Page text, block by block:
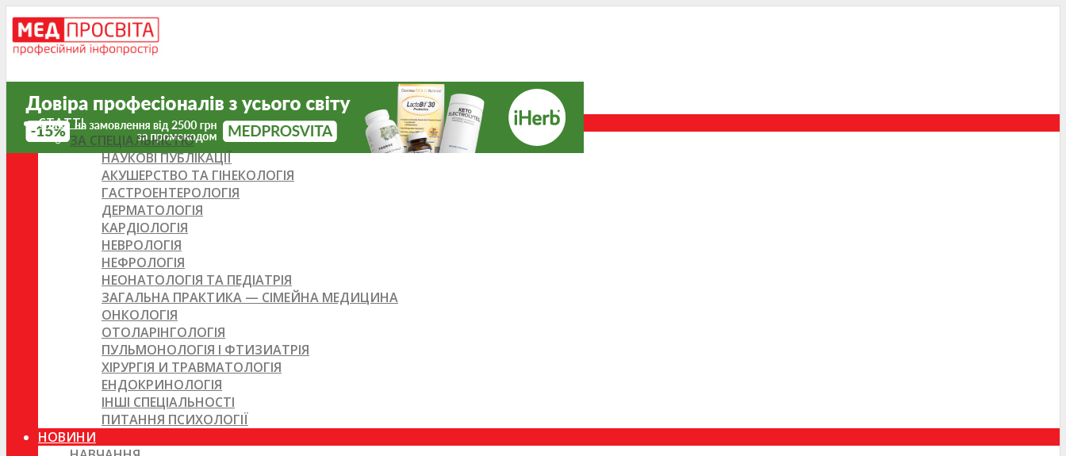
СТАТТІ
ЗА СПЕЦІАЛЬНІСТЮ
НАУКОВІ ПУБЛІКАЦІЇ
АКУШЕРСТВО ТА ГІНЕКОЛОГІЯ
ГАСТРОЕНТЕРОЛОГІЯ
ДЕРМАТОЛОГІЯ
КАРДІОЛОГІЯ
НЕВРОЛОГІЯ
НЕФРОЛОГІЯ
НЕОНАТОЛОГІЯ ТА ПЕДІАТРІЯ
ЗАГАЛЬНА ПРАКТИКА — СІМЕЙНА МЕДИЦИНА
ОНКОЛОГІЯ
ОТОЛАРІНГОЛОГІЯ
ПУЛЬМОНОЛОГІЯ І ФТИЗИАТРІЯ
ХІРУРГІЯ И ТРАВМАТОЛОГІЯ
ЕНДОКРИНОЛОГІЯ
ІНШІ СПЕЦІАЛЬНОСТІ
ПИТАННЯ ПСИХОЛОГІЇ
НОВИНИ